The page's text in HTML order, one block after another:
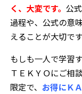
く、大変です。 公
過程や、公式の意
えることが大切です
もしも一人で学習
ＴＥＫＹＯにご相
限定で、 お得にＫ